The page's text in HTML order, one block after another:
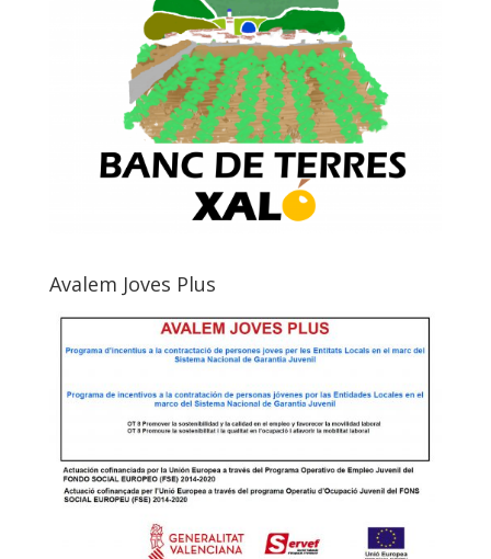
Avalem Joves Plus